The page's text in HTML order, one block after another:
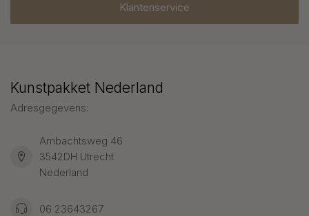
Klantenservice
Kunstpakket Nederland
Adresgegevens:
Ambachtsweg 46
3542DH Utrecht
Nederland
06 23643267